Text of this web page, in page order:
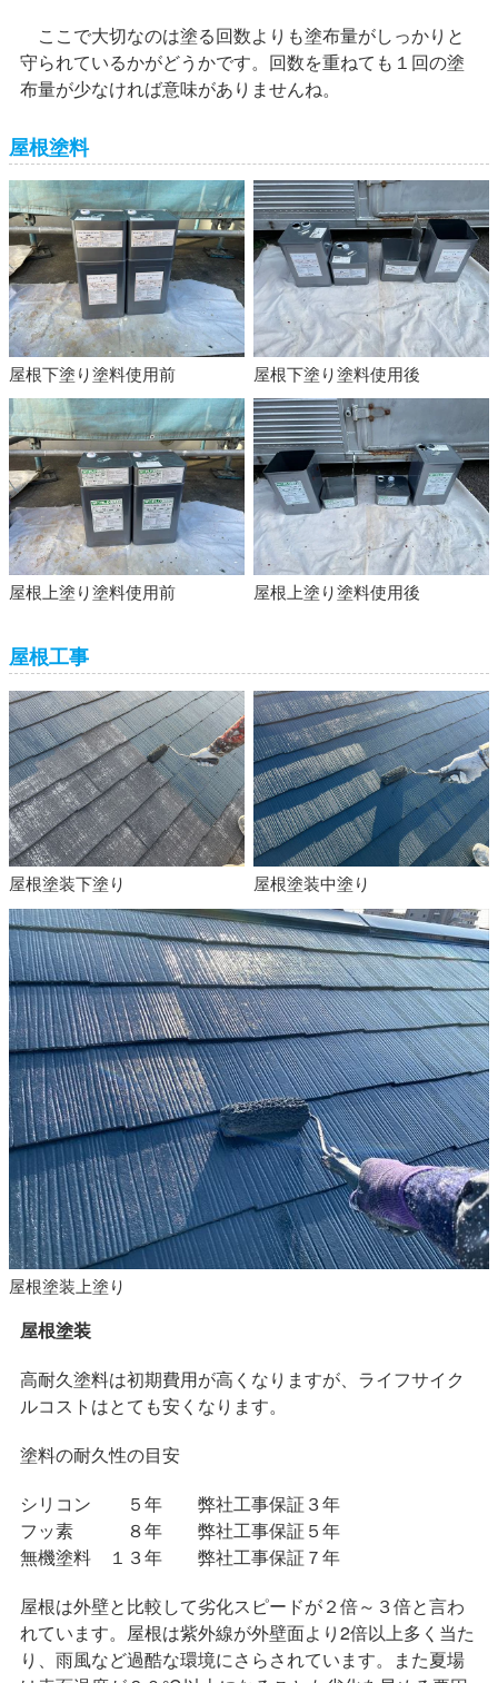
ここで大切なのは塗る回数よりも塗布量がしっかりと
守られているかがどうかです。回数を重ねても１回の塗
布量が少なければ意味がありませんね。
屋根塗料
屋根下塗り塗料使用前 屋根下塗り塗料使用後
屋根上塗り塗料使用前 屋根上塗り塗料使用後
屋根工事
屋根塗装下塗り 屋根塗装中塗り
屋根塗装上塗り
屋根塗装
高耐久塗料は初期費用が高くなりますが、ライフサイク
ルコストはとても安くなります。
塗料の耐久性の目安
シリコン ５年 弊社工事保証３年
フッ素 ８年 弊社工事保証５年
無機塗料 １３年 弊社工事保証７年
屋根は外壁と比較して劣化スピードが２倍～３倍と言わ
れています。屋根は紫外線が外壁面より2倍以上多く当た
り、雨風など過酷な環境にさらされています。また夏場